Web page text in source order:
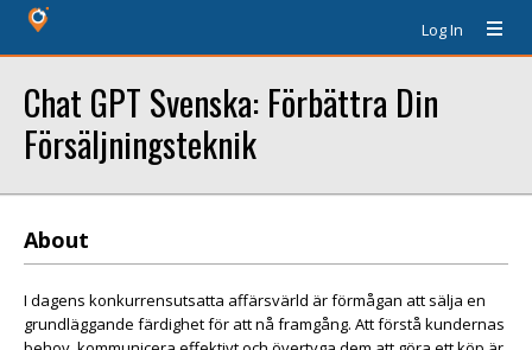
Log In
Chat GPT Svenska: Förbättra Din
Försäljningsteknik
About
I dagens konkurrensutsatta affärsvärld är förmågan att sälja en
grundläggande färdighet för att nå framgång. Att förstå kundernas